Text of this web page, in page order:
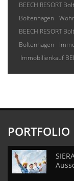
BEECH RESORT
Boltenhagen
BEECH RESORT
Boltenhagen
Immobilienkauf
PORTFOLIO